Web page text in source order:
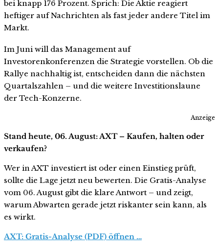
bei knapp 176 Prozent. Sprich: Die Aktie reagiert
heftiger auf Nachrichten als fast jeder andere Titel im
Markt.
Im Juni will das Management auf
Investorenkonferenzen die Strategie vorstellen. Ob die
Rallye nachhaltig ist, entscheiden dann die nächsten
Quartalszahlen – und die weitere Investitionslaune
der Tech-Konzerne.
Anzeige
Stand heute, 06. August: AXT – Kaufen, halten oder
verkaufen?
Wer in AXT investiert ist oder einen Einstieg prüft,
sollte die Lage jetzt neu bewerten. Die Gratis-Analyse
vom 06. August gibt die klare Antwort – und zeigt,
warum Abwarten gerade jetzt riskanter sein kann, als
es wirkt.
AXT: Gratis-Analyse (PDF) öffnen …